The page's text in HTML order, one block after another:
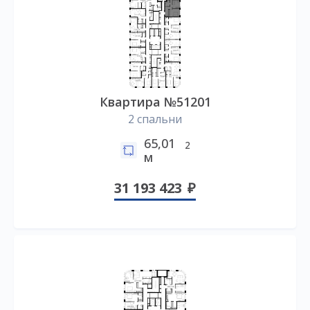
Квартира №51201
2 спальни
65,01
м
2
31 193 423